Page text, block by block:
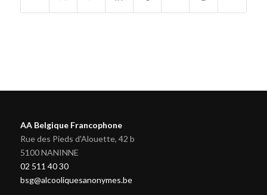
AA Belgique Francophone
Rue des Pieds d'Alouette, 42 b
5100 NANINNE
02 511 40 30
bsg@alcooliquesanonymes.be